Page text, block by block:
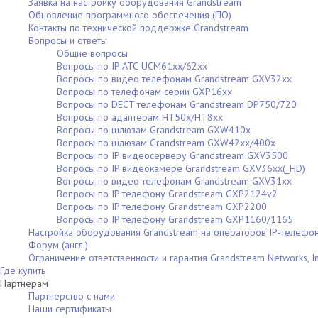
Обновление программного обеспечения (ПО)
Контакты по технической поддержке Grandstream
Вопросы и ответы
Общие вопросы
Вопросы по IP АТС UCM61xx/62xx
Вопросы по видео телефонам Grandstream GXV32xx
Вопросы по телефонам серии GXP16xx
Вопросы по DECT телефонам Grandstream DP750/720
Вопросы по адаптерам НТ50х/HT8xx
Вопросы по шлюзам Grandstream GXW410x
Вопросы по шлюзам Grandstream GXW42xx/400x
Вопросы по IP видеосерверу Grandstream GXV3500
Вопросы по IP видеокамере Grandstream GXV36xx(_HD)
Вопросы по видео телефонам Grandstream GXV31xx
Вопросы по IP телефону Grandstream GXP2124v2
Вопросы по IP телефону Grandstream GXP2200
Вопросы по IP телефону Grandstream GXP1160/1165
Настройка оборудования Grandstream на операторов IP-
Форум (англ.)
Ограничение ответственности и гарантия Grandstream Networks,
Где купить
Партнерам
Партнерство с нами
Наши сертификаты